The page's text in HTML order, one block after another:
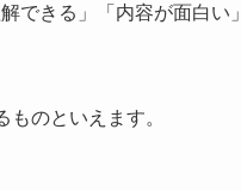
できる」「内容が面白い」
のといえます。